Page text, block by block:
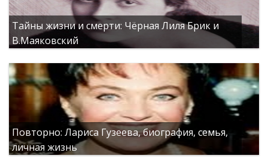
Тайны жизни и смерти: Чёрная Лиля Брик и
В.Маяковский
Повторно: Лариса Гузеева, биография, семья,
личная жизнь